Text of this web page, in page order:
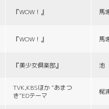
『WOW！』 馬
『WOW！』 馬
『美少女倶楽部』 池
TVK,KBSほか “あまつ
き”EDテーマ
梶